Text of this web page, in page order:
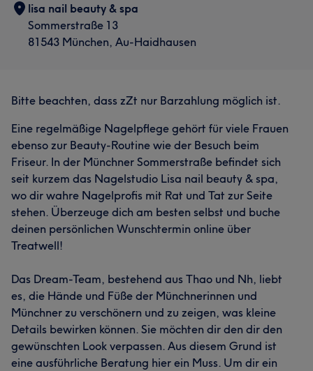
lisa nail beauty & spa
Sommerstraße 13
81543 München, Au-Haidhausen
Bitte beachten, dass zZt nur Barzahlung möglich ist.
Eine regelmäßige Nagelpflege gehört für viele Frauen
ebenso zur Beauty-Routine wie der Besuch beim
Friseur. In der Münchner Sommerstraße befindet sich
seit kurzem das Nagelstudio Lisa nail beauty & spa,
wo dir wahre Nagelprofis mit Rat und Tat zur Seite
stehen. Überzeuge dich am besten selbst und buche
deinen persönlichen Wunschtermin online über
Treatwell!
Das Dream-Team, bestehend aus Thao und Nh, liebt
es, die Hände und Füße der Münchnerinnen und
Münchner zu verschönern und zu zeigen, was kleine
Details bewirken können. Sie möchten dir den dir den
gewünschten Look verpassen. Aus diesem Grund ist
eine ausführliche Beratung hier ein Muss. Um dir ein